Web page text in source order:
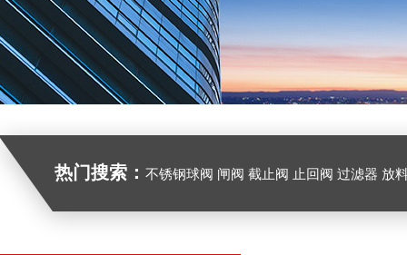
热门搜索： 不锈钢球阀 闸阀 截止阀 止回阀 过滤器 放